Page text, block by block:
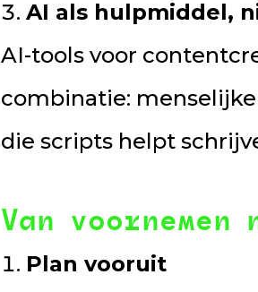
AI als hulpmiddel,
AI-tools voor
combinatie:
die scripts helpt
Van
Plan vooruit